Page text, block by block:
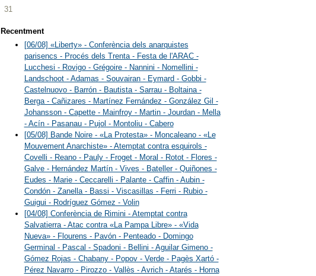
31
Recentment
[06/08] «Liberty» - Conferència dels anarquistes
parisencs - Procés dels Trenta - Festa de l'ARAC -
Lucchesi - Rovigo - Grégoire - Nannini - Nomellini -
Landschoot - Adamas - Souvairan - Eymard - Gobbi -
Castelnuovo - Barrón - Bautista - Sarrau - Boltaina -
Berga - Cañizares - Martínez Fernández - González Gil -
Johansson - Capette - Mainfroy - Martin - Jourdan - Mella
- Acín - Pasanau - Pujol - Montoliu - Cabero
[05/08] Bande Noire - «La Protesta» - Moncaleano - «Le
Mouvement Anarchiste» - Atemptat contra esquirols -
Covelli - Reano - Pauly - Froget - Moral - Rotot - Flores -
Galve - Hernández Martín - Vives - Bateller - Quiñones -
Eudes - Marie - Ceccarelli - Palante - Caffin - Aubin -
Condón - Zanella - Bassi - Viscasillas - Ferri - Rubio -
Guigui - Rodríguez Gómez - Volin
[04/08] Conferència de Rimini - Atemptat contra
Salvatierra - Atac contra «La Pampa Libre» - «Vida
Nueva» - Flourens - Pavón - Penteado - Domingo
Germinal - Pascal - Spadoni - Bellini - Aguilar Gimeno -
Gómez Rojas - Chabany - Popov - Verde - Pagès Xartó -
Pérez Navarro - Pirozzo - Vallès - Avrich - Atarés - Horna